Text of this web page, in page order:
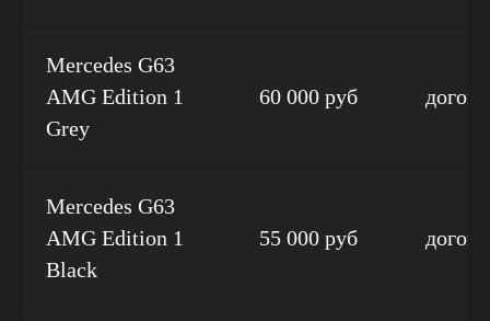
Mercedes G63
AMG Edition 1
Grey
60 000 руб
Mercedes G63
AMG Edition 1
Black
55 000 руб